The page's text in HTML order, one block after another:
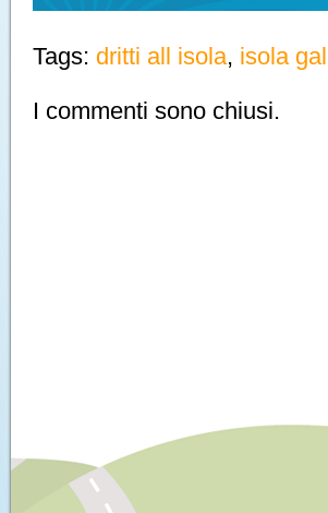
Tags: dritti all isola, isola
I commenti sono chiusi.